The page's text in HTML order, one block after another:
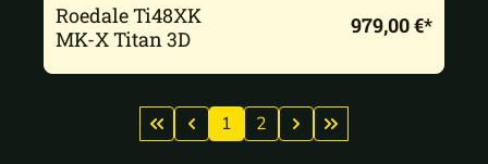
Roedale Ti48XK
MK-X Titan 3D
979,00 €*
1 2